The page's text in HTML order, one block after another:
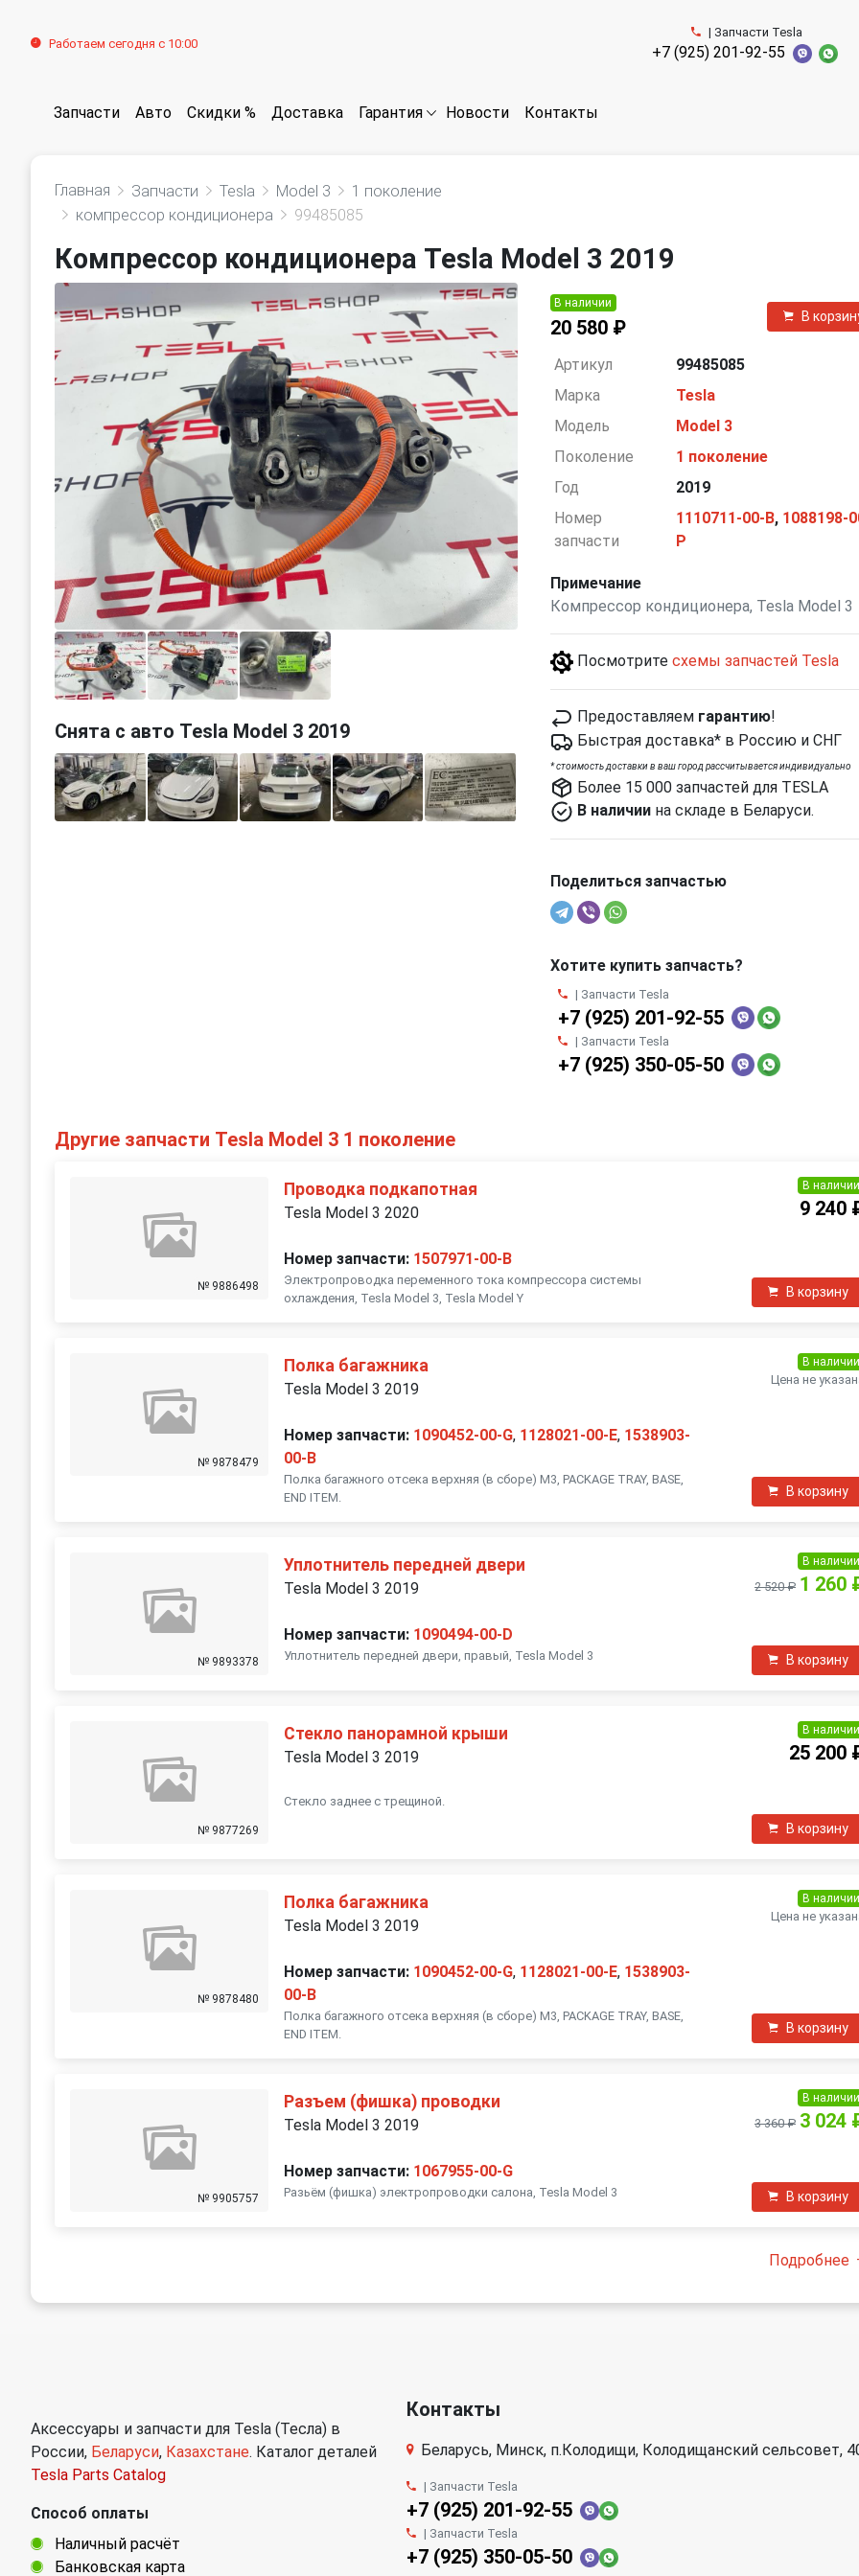
Работаем сегодня с 10:00
| Запчасти Tesla
+7 (925) 201-92-55
Запчасти Авто Скидки % Доставка Гарантия Новости Контакты
Главная Запчасти Tesla Model 3
1 поколение
компрессор кондиционера
99485085
Компрессор кондиционера Tesla Model 3 2019
Снята с авто Tesla Model 3 2019
В наличии
20 580 ₽
В
Артикул
99485085
Марка
Tesla
Модель
Model 3
Поколение
1 поколение
Год
2019
Номер
запчасти
1110711-00-B, 1088198-
P
Примечание
Компрессор кондиционера, Tesla Model 3
Посмотрите схемы запчастей Tesla
Предоставляем гарантию!
Быстрая доставка* в Россию и СНГ
*cтоимость доставки в ваш город рассчитывается индивидуально
Более 15 000 запчастей для TESLA
В наличиина складе в Беларуси.
Поделиться запчастью
Хотите купить запчасть?
| Запчасти Tesla
+7 (925) 201-92-55
| Запчасти Tesla
+7 (925) 350-05-50
Другие запчасти Tesla Model 3 1 поколение
№ 9886498
Проводка подкапотная
Tesla Model 3 2020
Номер запчасти: 1507971-00-B
Электропроводка переменного тока компрессора системы
охлаждения, Tesla Model 3, Tesla Model Y
В наличии
9 240
В корзину
№ 9878479
Полка багажника
Tesla Model 3 2019
Номер запчасти: 1090452-00-G, 1128021-00-E, 1538903-
00-B
Полка багажного отсека верхняя (в сборе) M3, PACKAGE TRAY, BASE,
END ITEM.
В наличии
Цена не
В корзину
№ 9893378
Уплотнитель передней двери
Tesla Model 3 2019
Номер запчасти: 1090494-00-D
Уплотнитель передней двери, правый, Tesla Model 3
В наличии
2 520 ₽ 1 260
В корзину
№ 9877269
Стекло панорамной крыши
Tesla Model 3 2019
Стекло заднее с трещиной.
В наличии
25 200
В корзину
№ 9878480
Полка багажника
Tesla Model 3 2019
Номер запчасти: 1090452-00-G, 1128021-00-E, 1538903-
00-B
Полка багажного отсека верхняя (в сборе) M3, PACKAGE TRAY, BASE,
END ITEM.
В наличии
Цена не
В корзину
№ 9905757
Разъем (фишка) проводки
Tesla Model 3 2019
Номер запчасти: 1067955-00-G
Разьëм (фишка) электропроводки салона, Tesla Model 3
В наличии
3 360 ₽ 3 024
В корзину
Подробнее
Аксессуары и запчасти для Tesla (Тесла) в
России, Беларуси, Казахстане. Каталог деталей
Tesla Parts Catalog
Способ оплаты
Наличный расчёт
Банковская карта
Контакты
Беларусь, Минск, п.Колодищи, Колодищанский сельсовет,
| Запчасти Tesla
+7 (925) 201-92-55
| Запчасти Tesla
+7 (925) 350-05-50